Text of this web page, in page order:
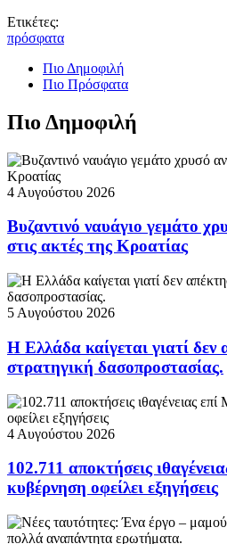
Ετικέτες:
πρόσφατα
Πιο Δημοφιλή
Πιο Πρόσφατα
Πιο Δημοφιλή
4 Αυγούστου 2026
Βυζαντινό ναυάγιο γεμάτο
στις ακτές της Κροατίας
5 Αυγούστου 2026
Η Ελλάδα καίγεται γιατί δεν
στρατηγική δασοπροστασίας.
4 Αυγούστου 2026
102.711 αποκτήσεις
κυβέρνηση οφείλει εξηγήσεις